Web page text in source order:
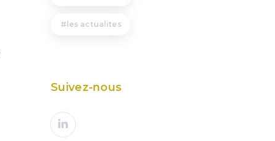
les actualites
Suivez-nous